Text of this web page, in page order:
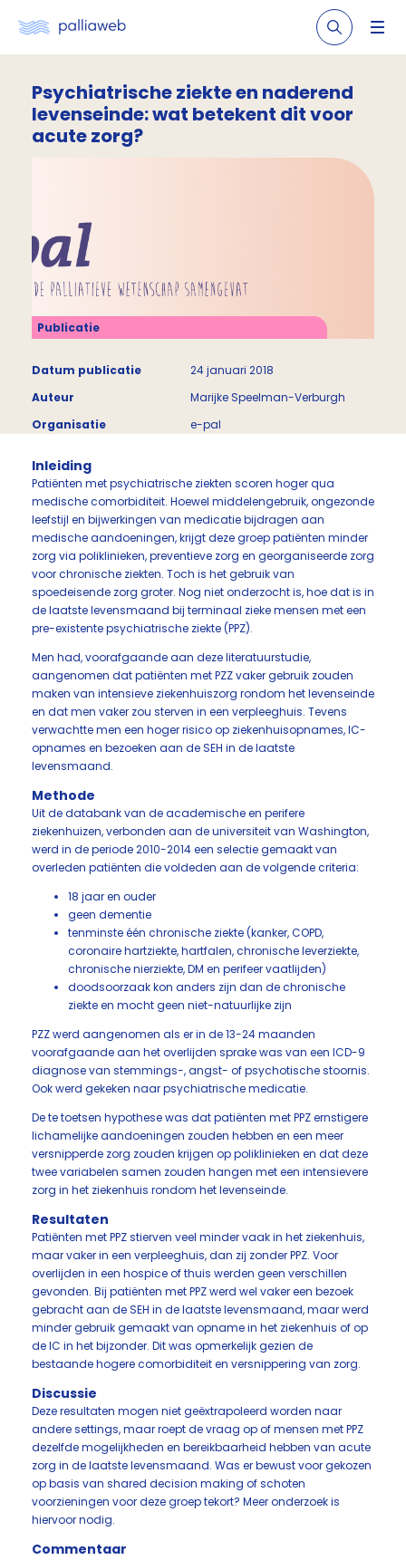
Psychiatrische ziekte en naderend
levenseinde: wat betekent dit voor
acute zorg?
Publicatie
Datum publicatie
24 januari 2018
Auteur
Marijke Speelman-Verburgh
Organisatie
e-pal
Inleiding
Patiënten met psychiatrische ziekten scoren hoger qua
medische comorbiditeit. Hoewel middelengebruik, ongezonde
leefstijl en bijwerkingen van medicatie bijdragen aan
medische aandoeningen, krijgt deze groep patiënten minder
zorg via poliklinieken, preventieve zorg en georganiseerde zorg
voor chronische ziekten. Toch is het gebruik van
spoedeisende zorg groter. Nog niet onderzocht is, hoe dat is in
de laatste levensmaand bij terminaal zieke mensen met een
pre-existente psychiatrische ziekte (PPZ).
Men had, voorafgaande aan deze literatuurstudie,
aangenomen dat patiënten met PZZ vaker gebruik zouden
maken van intensieve ziekenhuiszorg rondom het levenseinde
en dat men vaker zou sterven in een verpleeghuis. Tevens
verwachtte men een hoger risico op ziekenhuisopnames, IC-
opnames en bezoeken aan de SEH in de laatste
levensmaand.
Methode
Uit de databank van de academische en perifere
ziekenhuizen, verbonden aan de universiteit van Washington,
werd in de periode 2010-2014 een selectie gemaakt van
overleden patiënten die voldeden aan de volgende criteria:
18 jaar en ouder
geen dementie
tenminste één chronische ziekte (kanker, COPD,
coronaire hartziekte, hartfalen, chronische leverziekte,
chronische nierziekte, DM en perifeer vaatlijden)
doodsoorzaak kon anders zijn dan de chronische
ziekte en mocht geen niet-natuurlijke zijn
PZZ werd aangenomen als er in de 13-24 maanden
voorafgaande aan het overlijden sprake was van een ICD-9
diagnose van stemmings-, angst- of psychotische stoornis.
Ook werd gekeken naar psychiatrische medicatie.
De te toetsen hypothese was dat patiënten met PPZ ernstigere
lichamelijke aandoeningen zouden hebben en een meer
versnipperde zorg zouden krijgen op poliklinieken en dat deze
twee variabelen samen zouden hangen met een intensievere
zorg in het ziekenhuis rondom het levenseinde.
Resultaten
Patiënten met PPZ stierven veel minder vaak in het ziekenhuis,
maar vaker in een verpleeghuis, dan zij zonder PPZ. Voor
overlijden in een hospice of thuis werden geen verschillen
gevonden. Bij patiënten met PPZ werd wel vaker een bezoek
gebracht aan de SEH in de laatste levensmaand, maar werd
minder gebruik gemaakt van opname in het ziekenhuis of op
de IC in het bijzonder. Dit was opmerkelijk gezien de
bestaande hogere comorbiditeit en versnippering van zorg.
Discussie
Deze resultaten mogen niet geëxtrapoleerd worden naar
andere settings, maar roept de vraag op of mensen met PPZ
dezelfde mogelijkheden en bereikbaarheid hebben van acute
zorg in de laatste levensmaand. Was er bewust voor gekozen
op basis van shared decision making of schoten
voorzieningen voor deze groep tekort? Meer onderzoek is
hiervoor nodig.
Commentaar